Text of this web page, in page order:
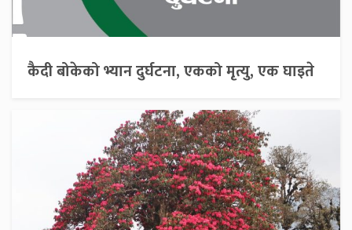
कैदी बोकेको भ्यान दुर्घटना, एकको मृत्यु, एक घाइते